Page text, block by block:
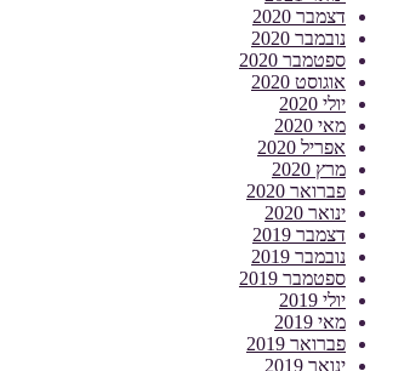
דצמבר 2020
נובמבר 2020
ספטמבר 2020
אוגוסט 2020
יולי 2020
מאי 2020
אפריל 2020
מרץ 2020
פברואר 2020
ינואר 2020
דצמבר 2019
נובמבר 2019
ספטמבר 2019
יולי 2019
מאי 2019
פברואר 2019
ינואר 2019